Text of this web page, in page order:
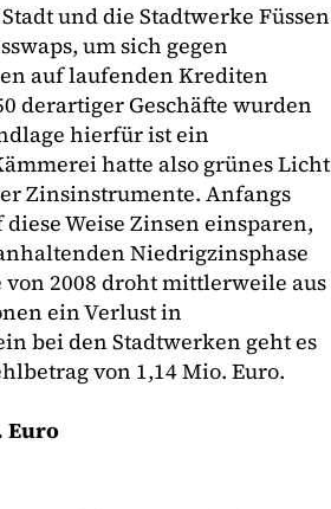
und die Stadtwerke Füssen
um sich gegen
auf laufenden Krediten
derartiger Geschäfte wurden
hierfür ist ein
hatte also grünes Licht
Zinsinstrumente. Anfangs
Weise Zinsen einsparen,
Niedrigzinsphase
2008 droht mittlerweile aus
ein Verlust in
bei den Stadtwerken geht es
von 1,14 Mio. Euro.
Euro